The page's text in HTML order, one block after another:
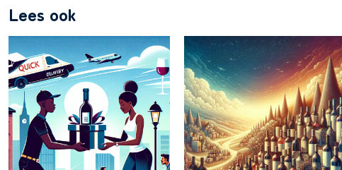
Lees ook